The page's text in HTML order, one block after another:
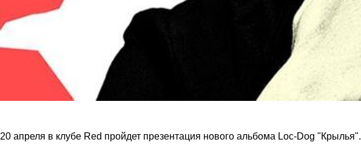
20 апреля в клубе Red пройдет презентация нового альбома Loc-Dog "Крылья".